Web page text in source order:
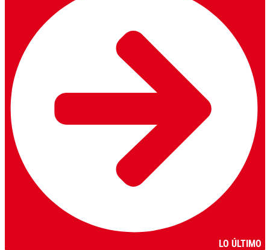
LO ÚLTIMO